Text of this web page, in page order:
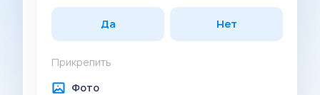
Да Нет
Прикрепить
Фото